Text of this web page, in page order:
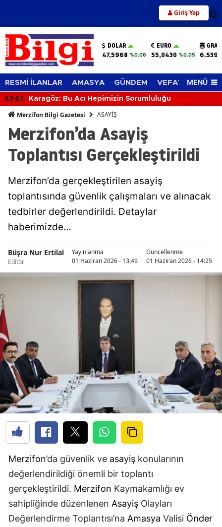
Giriş Yap 12
DOLAR
47,5968 %0.06
EURO
55,0430 %0.05
RESMİ İLANLAR AMASYA GÜNDEM VEFAT EDENLER
MENÜ
17:17 Karagöz: Bu Acı Hepimizin Sorumluluğu
Merzifon Bilgi Gazetesi ASAYİŞ
Merzifon’da Asayiş
Toplantısı Gerçekleştirildi
Merzifon’da gerçekleştirilen asayiş
toplantısında güvenlik çalışmaları ve alınacak
tedbirler değerlendirildi. Detaylar
haberimizde…
Büşra Nur Ertilal
Editör
Yayınlanma
01 Haziran 2026 - 13:49
Güncellenme
01 Haziran 2026 - 14:25
Merzifon’da güvenlik ve asayiş konularının
değerlendirildiği önemli bir toplantı
gerçekleştirildi. Merzifon Kaymakamlığı ev
sahipliğinde düzenlenen Asayiş Olayları
Değerlendirme Toplantısı’na Amasya Valisi Önder